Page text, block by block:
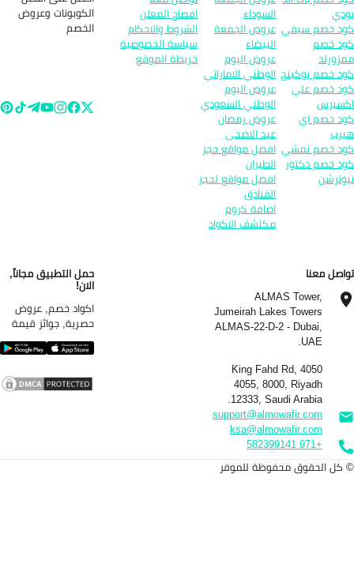
خصم سيفي
خصم
خصم بوكينج
خصم علي
خصم اي
خصم نمشي
خصم دكتور
السوداء
عروض الجمعة
البيضاء
عروض اليوم
الوطني الاماراتي
عروض اليوم
الوطني السعودي
عروض رمضان
عيد الاضحى
افضل مواقع حجز
الطيران
افضل مواقع لحجز
الفنادق
اضافة كروم
مكتشف الاكواد
افصاح المعلن
الشروط والاحكام
سياسة الخصوصية
خريطة الموقع
الكوبونات وعروض
الخصم
معنا
ALMAS Tower,
Jumeirah Lakes Towers
ALMAS-22-D-2 - Dubai,
UAE.
4050 King Fahd Rd,
4055, 8000, Riyadh
12333, Saudi Arabia.
support@almowafir.com
ksa@almowafir.com
حمل التطبيق مجاناً,
الان!
اكواد خصم, عروض
حصرية, جوائز قيمة
الحقوق محفوظة للموفر